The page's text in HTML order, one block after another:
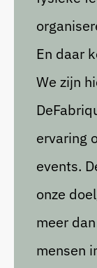
En daar
We zijn
ervaring
events.
onze
meer
mensen